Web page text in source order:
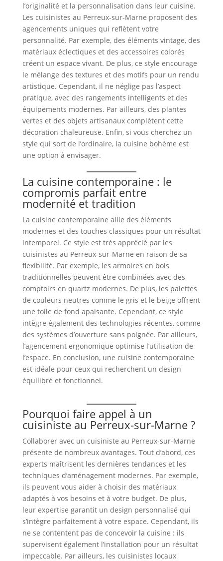
l’originalité et la personnalisation dans leur cuisine.
Les cuisinistes au Perreux-sur-Marne proposent des
agencements uniques qui reflètent votre
personnalité. Par exemple, des éléments vintage, des
matériaux éclectiques et des accessoires colorés
créent un espace vivant. De plus, ce style encourage
le mélange des textures et des motifs pour un rendu
artistique. Cependant, il ne néglige pas l’aspect
pratique, avec des rangements intelligents et des
équipements modernes. Par ailleurs, des plantes
vertes et des objets artisanaux complètent cette
décoration chaleureuse. Enfin, si vous cherchez un
style qui sort de l’ordinaire, la cuisine bohème est
une option à envisager.
La cuisine contemporaine : le
compromis parfait entre
modernité et tradition
La cuisine contemporaine allie des éléments
modernes et des touches classiques pour un résultat
intemporel. Ce style est très apprécié par les
cuisinistes au Perreux-sur-Marne en raison de sa
flexibilité. Par exemple, les armoires en bois
traditionnelles peuvent être combinées avec des
comptoirs en quartz modernes. De plus, les palettes
de couleurs neutres comme le gris et le beige offrent
une toile de fond apaisante. Cependant, ce style
intègre également des technologies récentes, comme
des systèmes d’ouverture sans poignée. Par ailleurs,
l’agencement ergonomique optimise l’utilisation de
l’espace. En conclusion, une cuisine contemporaine
est idéale pour ceux qui recherchent un design
équilibré et fonctionnel.
Pourquoi faire appel à un
cuisiniste au Perreux-sur-Marne ?
Collaborer avec un cuisiniste au Perreux-sur-Marne
présente de nombreux avantages. Tout d’abord, ces
experts maîtrisent les dernières tendances et les
techniques d’aménagement modernes. Par exemple,
ils peuvent vous aider à choisir des matériaux
adaptés à vos besoins et à votre budget. De plus,
leur expertise garantit un design personnalisé qui
s’intègre parfaitement à votre espace. Cependant, ils
ne se contentent pas de concevoir la cuisine : ils
supervisent également l’installation pour un résultat
impeccable. Par ailleurs, les cuisinistes locaux